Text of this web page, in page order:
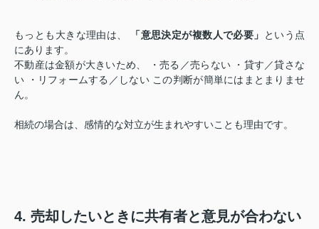
もっとも大きな理由は、 「意思決定が複数人で必要」
という点
にあります。
不動産は金額が大きいため、 ・売る／売らない ・貸す／貸さな
い ・リフォームする／しない この判断が簡単にはまとまりませ
ん。
相続の場合は、感情的な対立が生まれやすいことも理由です。
4. 売却したいときに共有者と意見が合わない